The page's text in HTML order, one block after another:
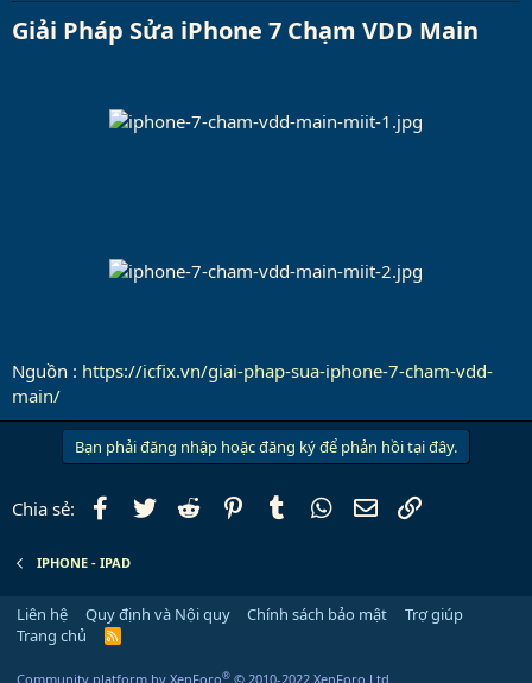
Giải Pháp Sửa iPhone 7 Chạm VDD Main​
Nguồn : https://icfix.vn/giai-phap-sua-iphone-7-cham-vdd-
main/
Bạn phải đăng nhập hoặc đăng ký để phản hồi tại đây.
Chia sẻ: Facebook
Twitter Reddit PinterestTumblr WhatsApp
Email
IPHONE - IPAD
Liên hệ Quy định và Nội quy Chính sách bảo mật
Trợ giúp
Trang chủ
R
Community platform by XenForo® © 2010-2022 XenForo Ltd.